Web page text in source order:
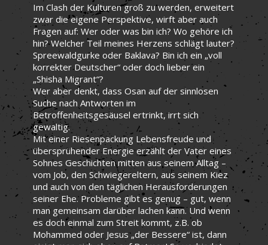
Im Clash der Kulturen groß zu werden, erweitert
zwar die eigene Perspektive, wirft aber auch
Fragen auf: Wer oder was bin ich? Wo gehöre ich
hin? Welcher Teil meines Herzens schlägt lauter?
Spreewaldgurke oder Baklava? Bin ich ein „voll
korrekter Deutscher“ oder doch lieber ein
„Shisha Migrant“?
Wer aber denkt, dass Osan auf der sinnlosen
Suche nach Antworten im
Betroffenheitsgesäusel ertrinkt, irrt sich
gewaltig.
Mit einer Riesenpackung Lebensfreude und
übersprühender Energie erzählt der Vater eines
Sohnes Geschichten mitten aus seinem Alltag –
vom Job, den Schwiegereltern, aus seinem Kiez
und auch von den täglichen Herausforderungen
seiner Ehe. Probleme gibt es genug – gut, wenn
man gemeinsam darüber lachen kann. Und wenn
es doch einmal zum Streit kommt, z.B. ob
Mohammed oder Jesus „der Bessere“ ist, dann